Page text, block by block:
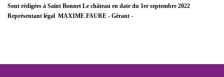
Sont rédigées à Saint Bonnet Le château en date du 1er septembre 2022
Représentant légal MAXIME FAURE - Gérant -